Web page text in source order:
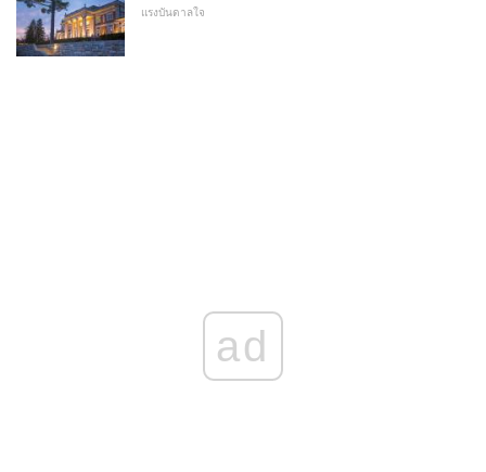
แรงบันดาลใจ
ad